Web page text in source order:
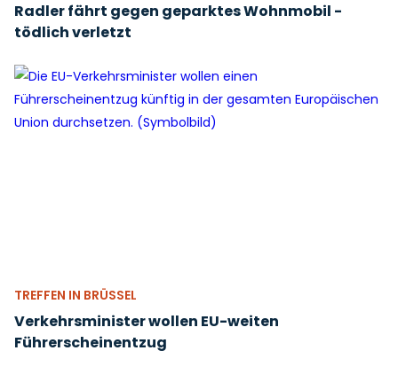
Radler fährt gegen geparktes Wohnmobil -
tödlich verletzt
TREFFEN IN BRÜSSEL
Verkehrsminister wollen EU-weiten
Führerscheinentzug